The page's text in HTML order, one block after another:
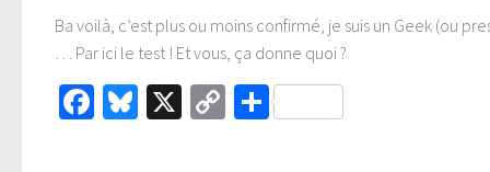
Ba voilà, c’est plus ou moins confirmé, je suis un Geek (ou
… Par ici le test ! Et vous, ça donne quoi ?
Facebook
Bluesky
X
CopyPartager